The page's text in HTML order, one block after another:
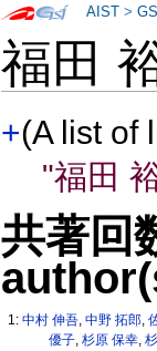
福田
+(A list of
"福田
共著回
1:中村 伸吾,中野 拓郎,
優子, 杉原 保幸,
AIST >